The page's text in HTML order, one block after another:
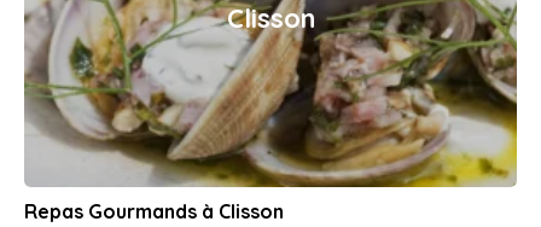
Clisson
Repas Gourmands à Clisson